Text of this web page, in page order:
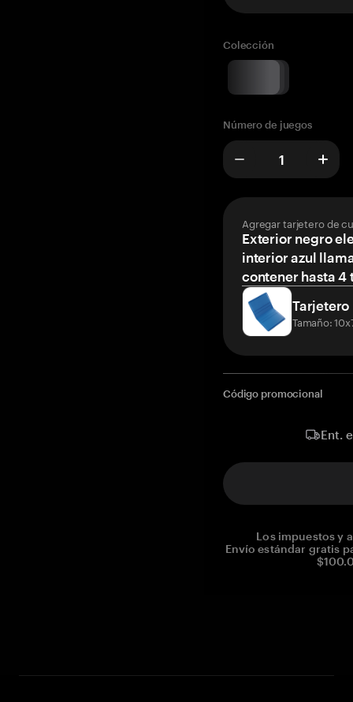
Colección
Número de juegos
Agregar tarjetero de
Exterior negro
interior azul
contener hasta 4
Tarjetero
Tamaño:
Código promocional
Ent.
Los impuestos y
Envío estándar gratis